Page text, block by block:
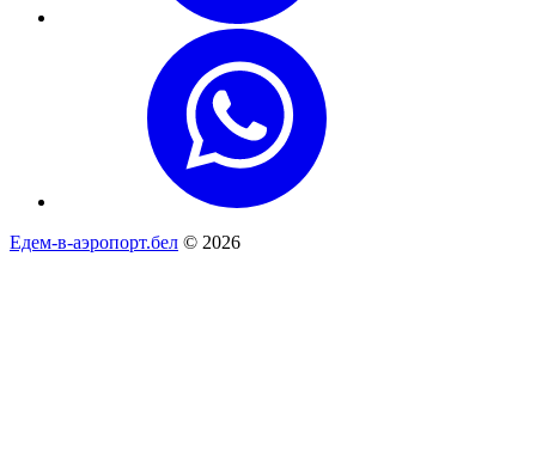
Едем-в-аэропорт.бел © 2026